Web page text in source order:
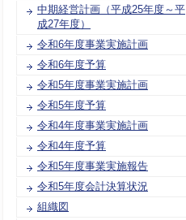
中期経営計画（平成25年度～平
成27年度）
令和6年度事業実施計画
令和6年度予算
令和5年度事業実施計画
令和5年度予算
令和4年度事業実施計画
令和4年度予算
令和5年度事業実施報告
令和5年度会計決算状況
組織図